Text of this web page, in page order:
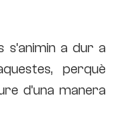
a dur a
perquè
d’una manera